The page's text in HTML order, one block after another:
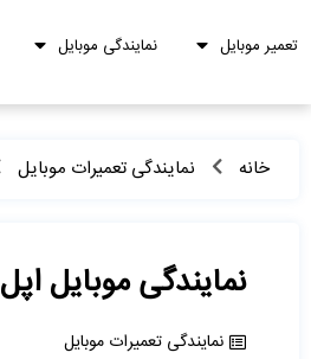
تعمیر موبایل نمایندگی موبایل
خانه نمایندگی تعمیرات موبایل
نمایندگی موبایل اپل
نمایندگی تعمیرات موبایل